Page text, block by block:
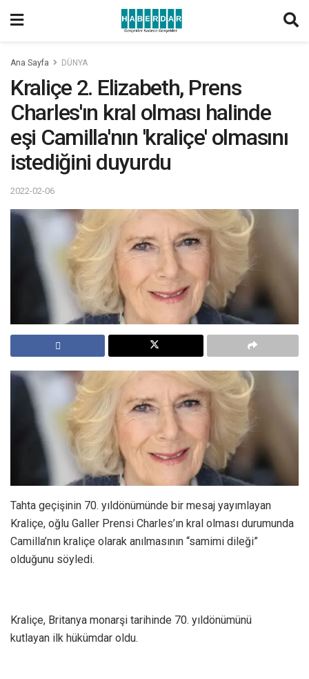
Ana Sayfa DÜNYA
Kraliçe 2. Elizabeth, Prens
Charles'ın kral olması halinde
eşi Camilla'nın 'kraliçe' olmasını
istediğini duyurdu
2022-02-06
Tahta geçişinin 70. yıldönümünde bir mesaj yayımlayan
Kraliçe, oğlu Galler Prensi Charles’ın kral olması durumunda
Camilla’nın kraliçe olarak anılmasının “samimi dileği”
olduğunu söyledi.
Kraliçe, Britanya monarşi tarihinde 70. yıldönümünü
kutlayan ilk hükümdar oldu.